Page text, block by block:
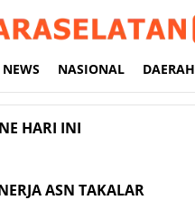
NEWS NASIONAL DAERAH
HARI INI
ASN TAKALAR